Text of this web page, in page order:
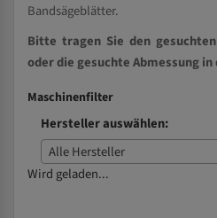
Bandsägeblätter.
Bitte tragen Sie den
oder die gesuchte Abmessung
Maschinenfilter
Hersteller auswählen:
Alle Hersteller
Wird geladen...